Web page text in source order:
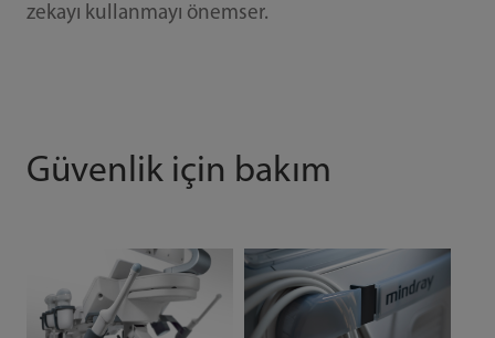
zekayı kullanmayı önemser.
Güvenlik için bakım